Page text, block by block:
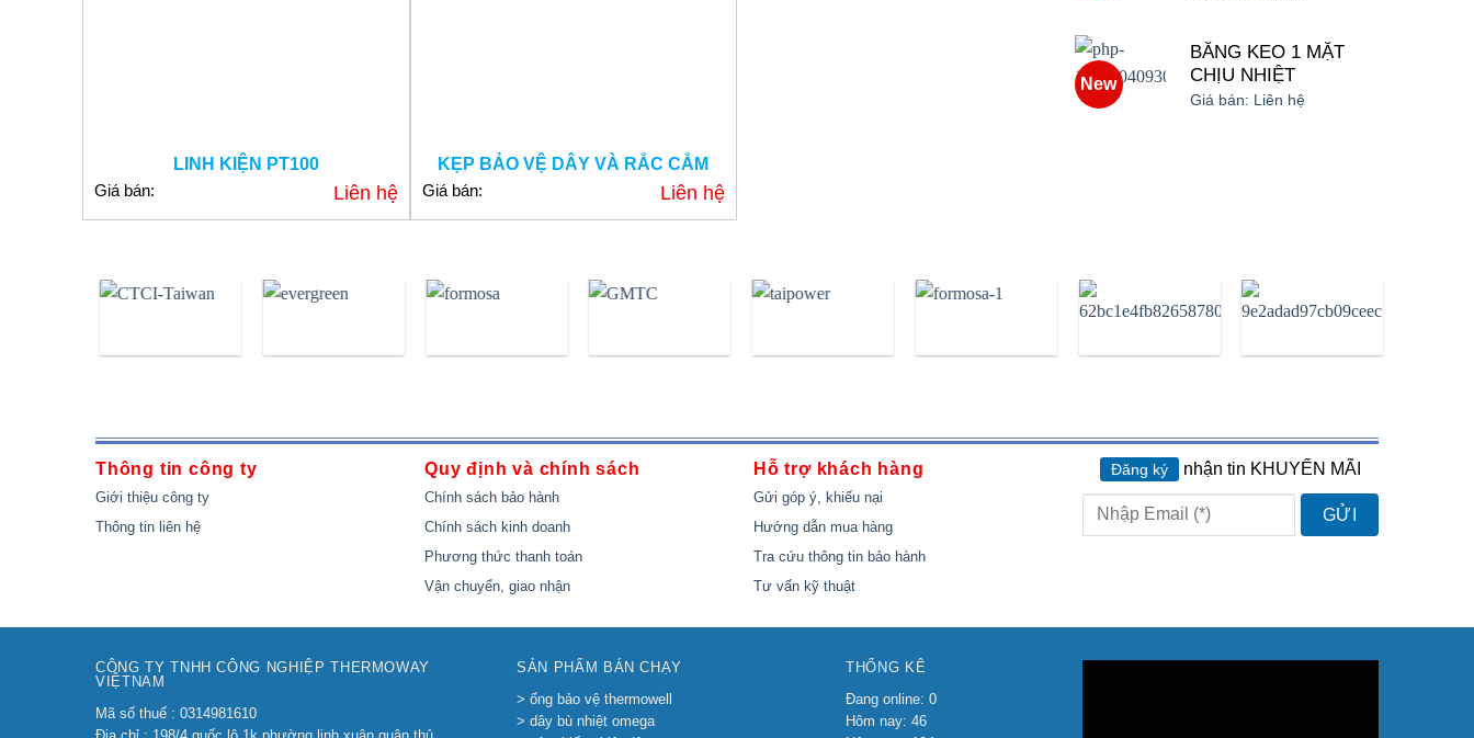
LINH KIỆN PT100
Giá bán:
Liên hệ
KẸP BẢO VỆ DÂY VÀ RẮC CẮM
Giá bán:
Liên hệ
New
BĂNG KEO 1 MẶT
CHỊU NHIỆT
Giá bán: Liên hệ
Thông tin công ty
Giới thiệu công ty
Thông tin liên hệ
Quy định và chính sách
Chính sách bảo hành
Chính sách kinh doanh
Phương thức thanh toán
Vận chuyển, giao nhận
Hỗ trợ khách hàng
Gửi góp ý, khiếu nại
Hướng dẫn mua hàng
Tra cứu thông tin bảo hành
Tư vấn kỹ thuật
Đăng ký nhận tin KHUYẾN MÃI
CÔNG TY TNHH CÔNG NGHIỆP THERMOWAY
VIỆTNAM
Mã số thuế : 0314981610
SẢN PHẨM BÁN CHẠY
> ống bảo vệ thermowell
> dây bù nhiệt omega
THỐNG KÊ
Đang online: 0
Hôm nay: 46